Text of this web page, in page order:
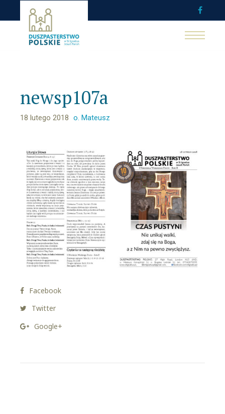
newsp107a
18 lutego 2018 o. Mateusz
Facebook
Twitter
Google+